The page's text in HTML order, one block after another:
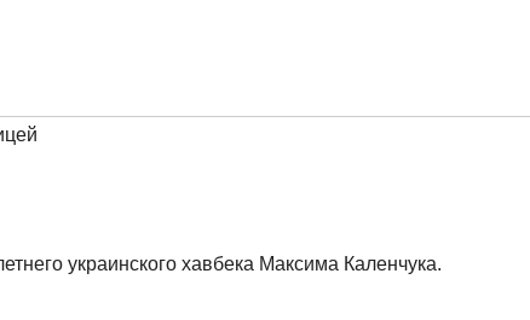
украинского хавбека Максима Каленчука.